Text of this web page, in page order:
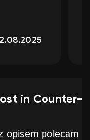
№183416
Competitive
Wszystko zgodnie